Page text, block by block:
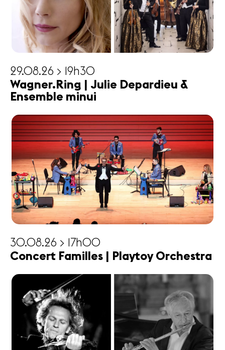
29.08.26 > 19h30
Wagner.Ring | Julie Depardieu &
Ensemble minui
30.08.26 > 17h00
Concert Familles | Playtoy Orchestra